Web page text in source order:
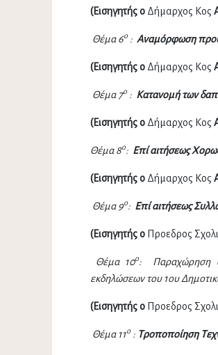
(Εισηγητής ο Δήμαρχος Κος
Θέμα 6ο : Αναμόρφωση
(Εισηγητής ο Δήμαρχος Κος
Θέμα 7ο : Κατανομή των
(Εισηγητής ο Δήμαρχος Κος
Θέμα 8ο: Επί αιτήσεως
(Εισηγητής ο Δήμαρχος Κος
Θέμα 9ο: Επί αιτήσεως
(Εισηγητής ο Προεδρος
Θέμα 10ο: Παραχώρηση
εκδηλώσεων του 1ου
(Εισηγητής ο Προεδρος
Θέμα 11ο : Τροποποίηση